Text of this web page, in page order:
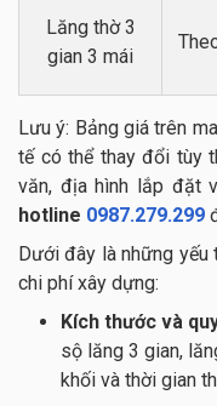
Lăng thờ 3
gian 3 mái
Lưu ý: Bảng giá trên
tế có thể thay đổi tùy
văn, địa hình lắp đặt
hotline 0987.279.299
Dưới đây là những
chi phí xây dựng:
Kích thước và
sộ lăng 3 gian,
khối và thời gian